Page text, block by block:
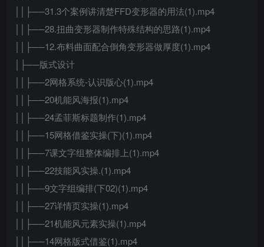
││├──31.3个案例讲清楚FFD变形器的用法(1).mp4
││├──28.扭曲变形器制作特殊结构的思路(1).mp4
││├──12.布料曲面配合倒角变形器做厚度(1).mp4
│├──版式设计
││├──2网格系统-认识版心(1).mp4
││├──20机能风海报(1).mp4
││├──24孟菲斯标题制作(1).mp4
││├──15网格借鉴实操(下)(1).mp4
││├──7课文字组整体编排上(1).mp4
││├──22技能风实操.(1).mp4
││├──9文字组编排(下02)(1).mp4
││├──27详情页实操(1).mp4
││├──21机能风元素实操(1).mp4
││├──14网格版式借鉴(1).mp4